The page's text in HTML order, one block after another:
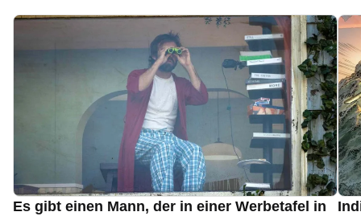
Es gibt einen Mann, der in einer Werbetafel in